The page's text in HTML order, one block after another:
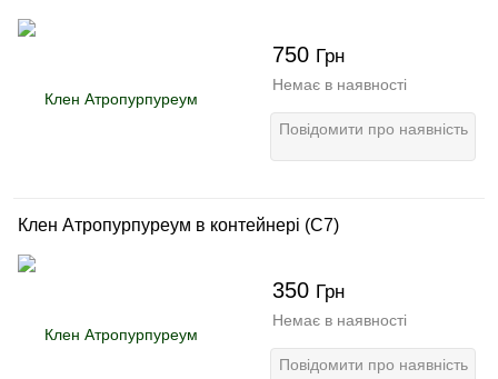
750 Грн
Немає в наявності
Повідомити про наявність
Клен Атропурпуреум в контейнері (С7)
350 Грн
Немає в наявності
Повідомити про наявність